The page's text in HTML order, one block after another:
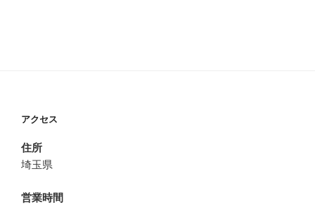
アクセス
住所
埼玉県
営業時間